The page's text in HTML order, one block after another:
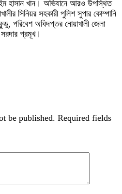
হাসান খান। অভিযানে আরও উপস্থিত
সিনিয়র সহকারী পুলিশ সুপার কোম্পানি
পরিবেশ অধিদপ্তর নোয়াখালী জেলা
সরদার প্রমূখ।
be published. Required fields